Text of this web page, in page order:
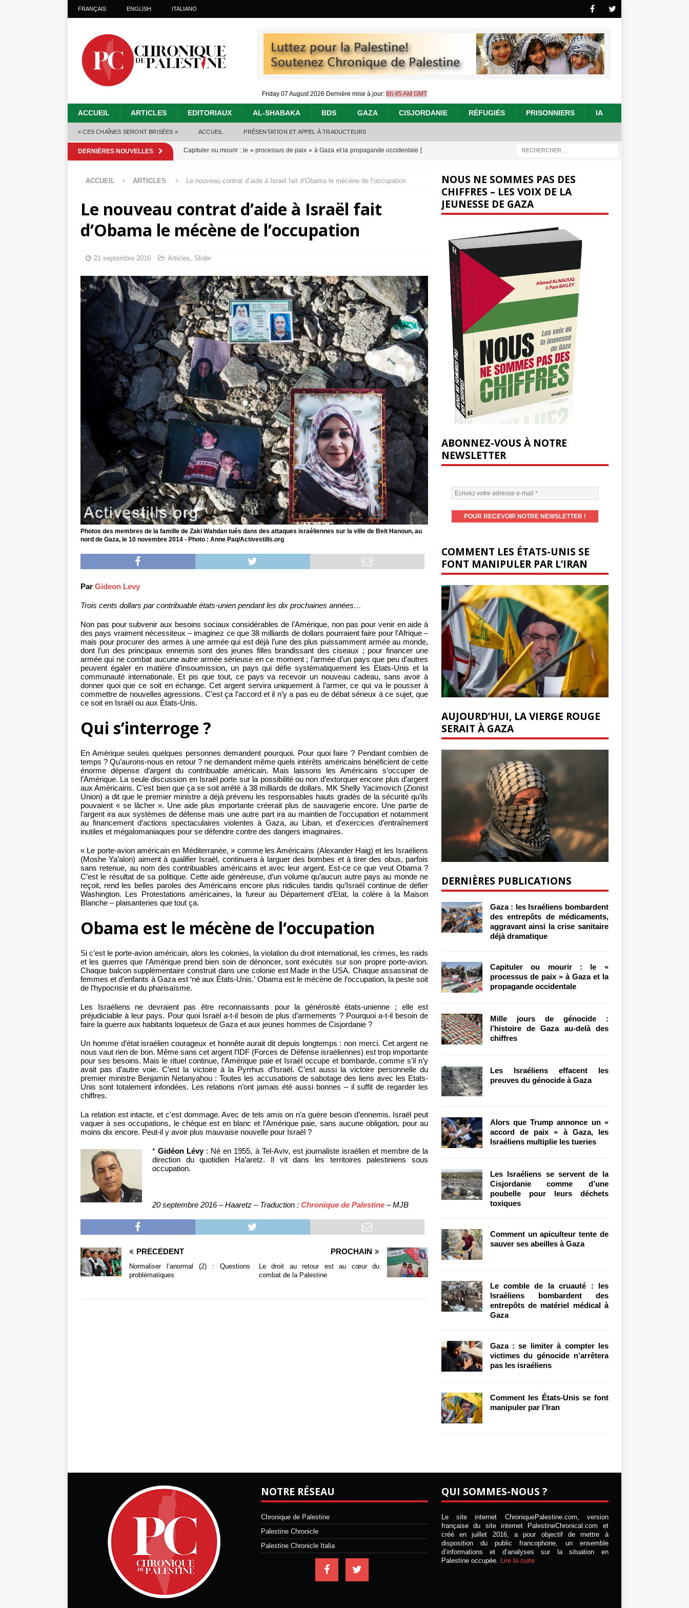
FRANÇAIS ENGLISH ITALIANO
Friday 07 August 2026 Dernière mise à jour: 6h:45 AM GMT
ACCUEIL ARTICLES EDITORIAUX AL-SHABAKA BDS GAZA CISJORDANIE RÉFUGIÉS PRISONNIERS IA
« CES CHAÎNES SERONT BRISÉES » ACCUEIL PRÉSENTATION ET APPEL À TRADUCTEURS
DERNIÈRES NOUVELLES Capituler ou mourir : le « processus de paix » à Gaza et la propagande occidentale [
Mille jours de génocide : l’histoire de Gaza au-delà des chiffres [ 5 août 2026 ]
Les Israéliens effacent les preuves du génocide à Gaza[ 4 août 2026 ]
tueries[ 4 août 2026 ]
Gaza : les Israéliens bombardent des entrepôts de médicaments, aggravant ainsi la
ACCUEIL ARTICLES Le nouveau contrat d’aide à Israël fait d’Obama le mécène de l’occupation
Le nouveau contrat d’aide à Israël fait
d’Obama le mécène de l’occupation
21 septembre 2016 Articles, Slider
Photos des membres de la famille de Zaki Wahdan tués dans des attaques israéliennes sur la ville de Beit Hanoun, au
nord de Gaza, le 10 novembre 2014 - Photo : Anne Paq/Activestills.org
Par Gideon Levy
Trois cents dollars par contribuable états-unien pendant les dix prochaines années…
Non pas pour subvenir aux besoins sociaux considérables de l’Amérique, non pas pour venir en aide à
des pays vraiment nécessiteux – imaginez ce que 38 milliards de dollars pourraient faire pour l’Afrique –
mais pour procurer des armes à une armée qui est déjà l’une des plus puissamment armée au monde,
dont l’un des principaux ennemis sont des jeunes filles brandissant des ciseaux ; pour financer une
armée qui ne combat aucune autre armée sérieuse en ce moment ; l’armée d’un pays que peu d’autres
peuvent égaler en matière d’insoumission, un pays qui défie systématiquement les Etats-Unis et la
communauté internationale. Et pis que tout, ce pays va recevoir un nouveau cadeau, sans avoir à
donner quoi que ce soit en échange. Cet argent servira uniquement à l’armer, ce qui va le pousser à
commettre de nouvelles agressions. C’est ça l’accord et il n’y a pas eu de débat sérieux à ce sujet, que
ce soit en Israël ou aux États-Unis.
Qui s’interroge ?
En Amérique seules quelques personnes demandent pourquoi. Pour quoi faire ? Pendant combien de
temps ? Qu’aurons-nous en retour ? ne demandent même quels intérêts américains bénéficient de cette
énorme dépense d’argent du contribuable américain. Mais laissons les Américains s’occuper de
l’Amérique. La seule discussion en Israël porte sur la possibilité ou non d’extorquer encore plus d’argent
aux Américains. C’est bien que ça se soit arrêté à 38 milliards de dollars. MK Shelly Yacimovich (Zionist
Union) a dit que le premier ministre a déjà prévenu les responsables hauts gradés de la sécurité qu’ils
pouvaient « se lâcher ». Une aide plus importante créerait plus de sauvagerie encore. Une partie de
l’argent ira aux systèmes de défense mais une autre part ira au maintien de l’occupation et notamment
au financement d’actions spectaculaires violentes à Gaza, au Liban, et d’exercices d’entraînement
inutiles et mégalomaniaques pour se défendre contre des dangers imaginaires.
« Le porte-avion américain en Méditerranée, » comme les Américains (Alexander Haig) et les Israéliens
(Moshe Ya’alon) aiment à qualifier Israël, continuera à larguer des bombes et à tirer des obus, parfois
sans retenue, au nom des contribuables américains et avec leur argent. Est-ce ce que veut Obama ?
C’est le résultat de sa politique. Cette aide généreuse, d’un volume qu’aucun autre pays au monde ne
reçoit, rend les belles paroles des Américains encore plus ridicules tandis qu’Israël continue de défier
Washington. Les Protestations américaines, la fureur au Département d’Etat, la colère à la Maison
Blanche – plaisanteries que tout ça.
Obama est le mécène de l‘occupation
Si c’est le porte-avion américain, alors les colonies, la violation du droit international, les crimes, les raids
et les guerres que l’Amérique prend bien soin de dénoncer, sont exécutés sur son propre porte-avion.
Chaque balcon supplémentaire construit dans une colonie est Made in the USA. Chaque assassinat de
femmes et d’enfants à Gaza est ‘né aux États-Unis.’ Obama est le mécène de l‘occupation, la peste soit
de l’hypocrisie et du pharisaïsme.
Les Israéliens ne devraient pas être reconnaissants pour la générosité états-unienne ; elle est
préjudiciable à leur pays. Pour quoi Israël a-t-il besoin de plus d’armements ? Pourquoi a-t-il besoin de
faire la guerre aux habitants loqueteux de Gaza et aux jeunes hommes de Cisjordanie ?
Un homme d’état israélien courageux et honnête aurait dit depuis longtemps : non merci. Cet argent ne
nous vaut rien de bon. Même sans cet argent l’IDF (Forces de Défense israéliennes) est trop importante
pour ses besoins. Mais le rituel continue, l’Amérique paie et Israël occupe et bombarde, comme s’il n’y
avait pas d’autre voie. C’est la victoire à la Pyrrhus d’Israël. C’est aussi la victoire personnelle du
premier ministre Benjamin Netanyahou : Toutes les accusations de sabotage des liens avec les Etats-
Unis sont totalement infondées. Les relations n’ont jamais été aussi bonnes – il suffit de regarder les
chiffres.
La relation est intacte, et c’est dommage. Avec de tels amis on n’a guère besoin d’ennemis. Israël peut
vaquer à ses occupations, le chèque est en blanc et l’Amérique paie, sans aucune obligation, pour au
moins dix encore. Peut-il y avoir plus mauvaise nouvelle pour Israël ?
*Gidéon Lévy: Né en 1955, à Tel-Aviv, est journaliste israélien et membre de la
direction du quotidien Ha’aretz. Il vit dans les territoires palestiniens sous
occupation.
20 septembre 2016 – Haaretz – Traduction : Chronique de Palestine – MJB
PRÉCÉDENT
Normaliser l’anormal (2) : Questions
problématiques
PROCHAIN
Le droit au retour est au cœur du
combat de la Palestine
NOUS NE SOMMES PAS DES
CHIFFRES – LES VOIX DE LA
JEUNESSE DE GAZA
ABONNEZ-VOUS À NOTRE
NEWSLETTER
COMMENT LES ÉTATS-UNIS SE
FONT MANIPULER PAR L’IRAN
AUJOURD’HUI, LA VIERGE ROUGE
SERAIT À GAZA
DERNIÈRES PUBLICATIONS
Gaza : les Israéliens bombardent
des entrepôts de médicaments,
aggravant ainsi la crise sanitaire
déjà dramatique
Capituler ou mourir : le «
processus de paix » à Gaza et la
propagande occidentale
Mille jours de génocide :
l’histoire de Gaza au-delà des
chiffres
Les Israéliens effacent les
preuves du génocide à Gaza
Alors que Trump annonce un «
accord de paix » à Gaza, les
Israéliens multiplie les tueries
Les Israéliens se servent de la
Cisjordanie comme d’une
poubelle pour leurs déchets
toxiques
Comment un apiculteur tente de
sauver ses abeilles à Gaza
Le comble de la cruauté : les
Israéliens bombardent des
entrepôts de matériel médical à
Gaza
Gaza : se limiter à compter les
victimes du génocide n’arrêtera
pas les israéliens
Comment les États-Unis se font
manipuler par l’Iran
NOTRE RÉSEAU
Chronique de Palestine
Palestine Chronicle
Palestine Chronicle Italia
QUI SOMMES-NOUS ?
Le site internet ChroniquePalestine.com, version
française du site internet PalestineChronical.com et
créé en juillet 2016, a pour objectif de mettre à
disposition du public francophone, un ensemble
d’informations et d’analyses sur la situation en
Palestine occupée. Lire la suite